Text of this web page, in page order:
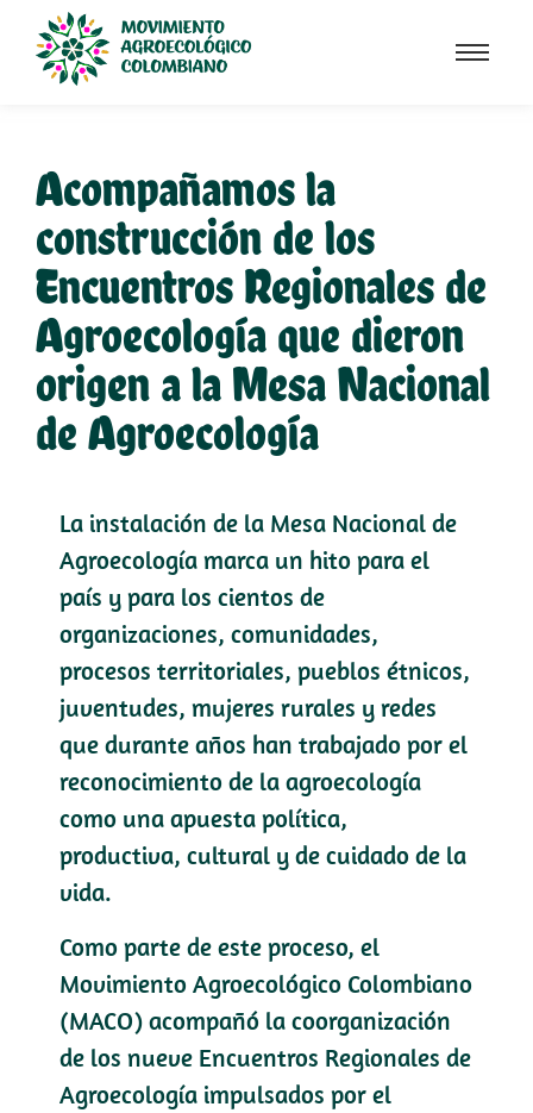
Acompañamos la
construcción de los
Encuentros Regionales de
Agroecología que dieron
origen a la Mesa Nacional
de Agroecología
La instalación de la Mesa Nacional de
Agroecología marca un hito para el
país y para los cientos de
organizaciones, comunidades,
procesos territoriales, pueblos étnicos,
juventudes, mujeres rurales y redes
que durante años han trabajado por el
reconocimiento de la agroecología
como una apuesta política,
productiva, cultural y de cuidado de la
vida.
Como parte de este proceso, el
Movimiento Agroecológico Colombiano
(MACO) acompañó la coorganización
de los nueve Encuentros Regionales de
Agroecología impulsados por el